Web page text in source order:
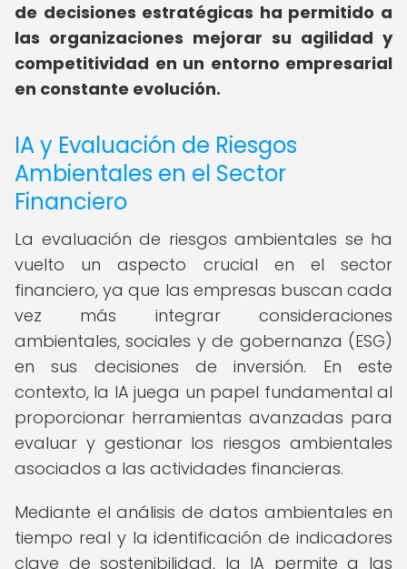
de decisiones estratégicas ha permitido a
las organizaciones mejorar su agilidad y
competitividad en un entorno empresarial
en constante evolución.
IA y Evaluación de Riesgos
Ambientales en el Sector
Financiero
La evaluación de riesgos ambientales se ha
vuelto un aspecto crucial en el sector
financiero, ya que las empresas buscan cada
vez más integrar consideraciones
ambientales, sociales y de gobernanza (ESG)
en sus decisiones de inversión. En este
contexto, la IA juega un papel fundamental al
proporcionar herramientas avanzadas para
evaluar y gestionar los riesgos ambientales
asociados a las actividades financieras.
Mediante el análisis de datos ambientales en
tiempo real y la identificación de indicadores
clave de sostenibilidad, la IA permite a las